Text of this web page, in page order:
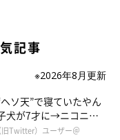
記事
※2026年8月更新
ソ天”で寝ていたやん
犬が7才に→ニコニ
ル”が魅力のコに成
旧Twitter）ユーザー＠